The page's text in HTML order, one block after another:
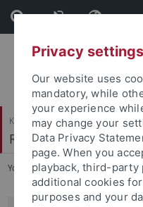
Skip
to
content
Skip
to
footer
Katholisch-Theologische Fakultät
Religionspädagogik
You are here: Startseite ...
Privacy settings
Our website uses
mandatory, while
your experience
may change your
Data Privacy
page. When you
playback, third-party
additional cookies
purposes and your